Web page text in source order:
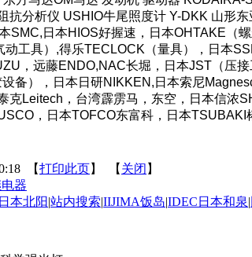
抗分析仪 USHIO牛尾照度计 Y-DKK 山形
SMC,日本HIOS好握速，日本OHTAKE
工具）,得乐TECLOCK（量具），日本
，远藤ENDO,NAC长堀，日本JST（压
备），日本日研NIKKEN,日本索尼
克Leitech，台湾霹雳马，东空，日本信
，日本TOFCO东富科，日本
【打印此页】 【 关闭 】
器
本北阳|站内搜索|IIJIMA饭岛|IDEC日本和泉|